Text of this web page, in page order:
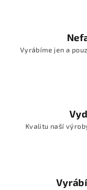
Vyrábíme jen a
Kvalitu naší